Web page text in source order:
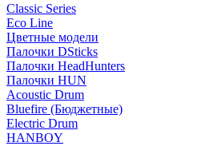
Classic Series
Eco Line
Цветные модели
Палочки DSticks
Палочки HeadHunters
Палочки HUN
Acoustic Drum
Bluefire (Бюджетные)
Electric Drum
HANBOY